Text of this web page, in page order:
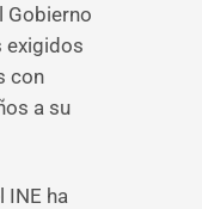
Gobierno
exigidos
con
a su
INE ha